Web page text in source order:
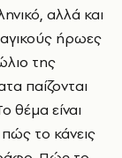
αλλά και
ήρωες
της
παίζονται
θέμα είναι
το κάνεις